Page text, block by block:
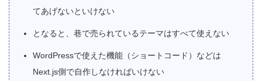
てあげないといけない
となると、巷で売られているテーマはすべて使えない
WordPressで使えた機能（ショートコード）などは
Next.js側で自作しなければいけない